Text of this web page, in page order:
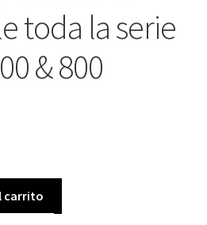
toda la serie
& 800
carrito